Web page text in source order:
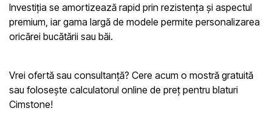
Investiția se amortizează rapid prin rezistența și aspectul
premium, iar gama largă de modele permite personalizarea
oricărei bucătării sau băi.
Vrei ofertă sau consultanță? Cere acum o mostră gratuită
sau folosește calculatorul online de preț pentru blaturi
Cimstone!